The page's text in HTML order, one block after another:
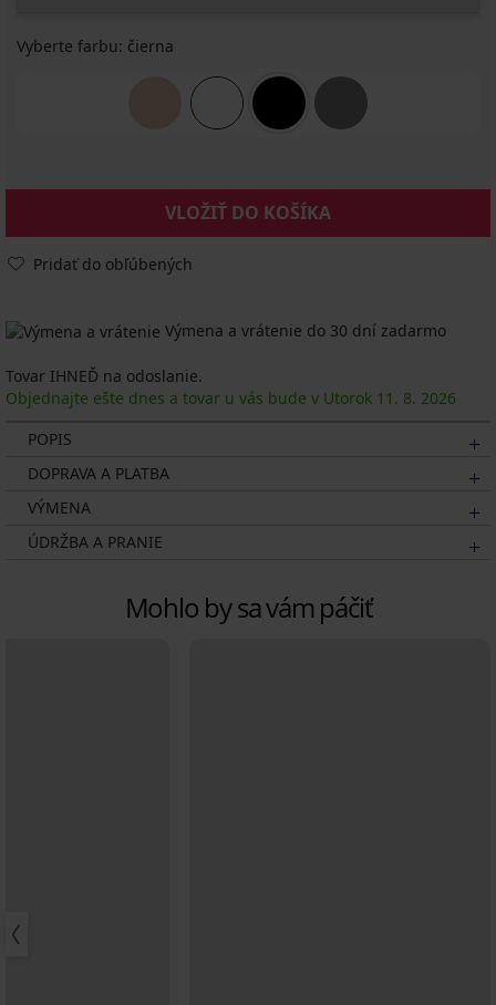
Vyberte farbu: čierna
VLOŽIŤ DO KOŠÍKA
Pridať do obľúbených
Výmena a vrátenie do 30 dní zadarmo
Tovar IHNEĎ na odoslanie.
Objednajte ešte dnes a tovar u vás bude v Utorok 11. 8. 2026
POPIS
DOPRAVA A PLATBA
VÝMENA
ÚDRŽBA A PRANIE
Mohlo by sa vám páčiť